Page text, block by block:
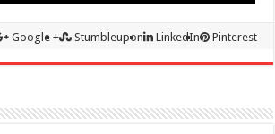
Google + Stumbleupon LinkedIn Pinterest